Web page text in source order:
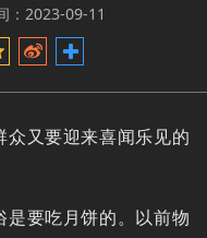
：2023-09-11
众又要迎来喜闻乐见的
要吃月饼的。以前物